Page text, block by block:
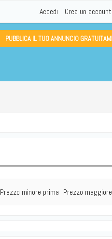
Accedi Crea un
PUBBLICA IL TUO ANNUNCIO
Prezzo minore prima Prezzo